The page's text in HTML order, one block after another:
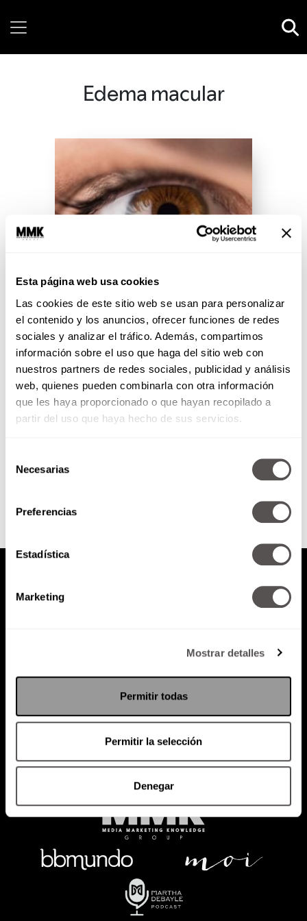
Esta página web usa cookies
Las cookies de este sitio web se usan para personalizar
el contenido y los anuncios, ofrecer funciones de redes
sociales y analizar el tráfico. Además, compartimos
información sobre el uso que haga del sitio web con
nuestros partners de redes sociales, publicidad y análisis
web, quienes pueden combinarla con otra información
que les haya proporcionado o que hayan recopilado a
partir del uso que haya hecho de sus servicios.
Necesarias
Preferencias
Estadística
Marketing
Mostrar detalles
Permitir todas
Permitir la selección
Denegar
Edema macular
Ojo con la retina: ¿De qué se
enferma?
Qué es la retina, cómo cuidarla,
cuáles son sus enfermedades
más comunes.
Política de Privacidad
PODCAST RADIO MARTHA EVENTOS
SACA TU ID